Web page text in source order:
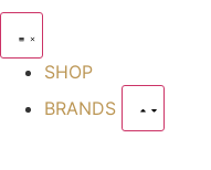
SHOP
BRANDS